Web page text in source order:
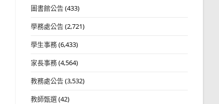
圖書館公告(433)
學務處公告(2,721)
學生事務(6,433)
家長事務(4,564)
教務處公告(3,532)
教師甄選(42)